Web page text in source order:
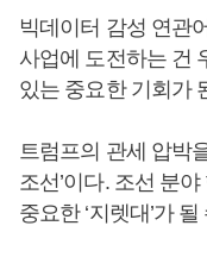
빅데이터 감성 연관
사업에 도전하는 건
있는 중요한 기회가
트럼프의 관세 압박
조선’이다. 조선 분
중요한 ‘지렛대’가